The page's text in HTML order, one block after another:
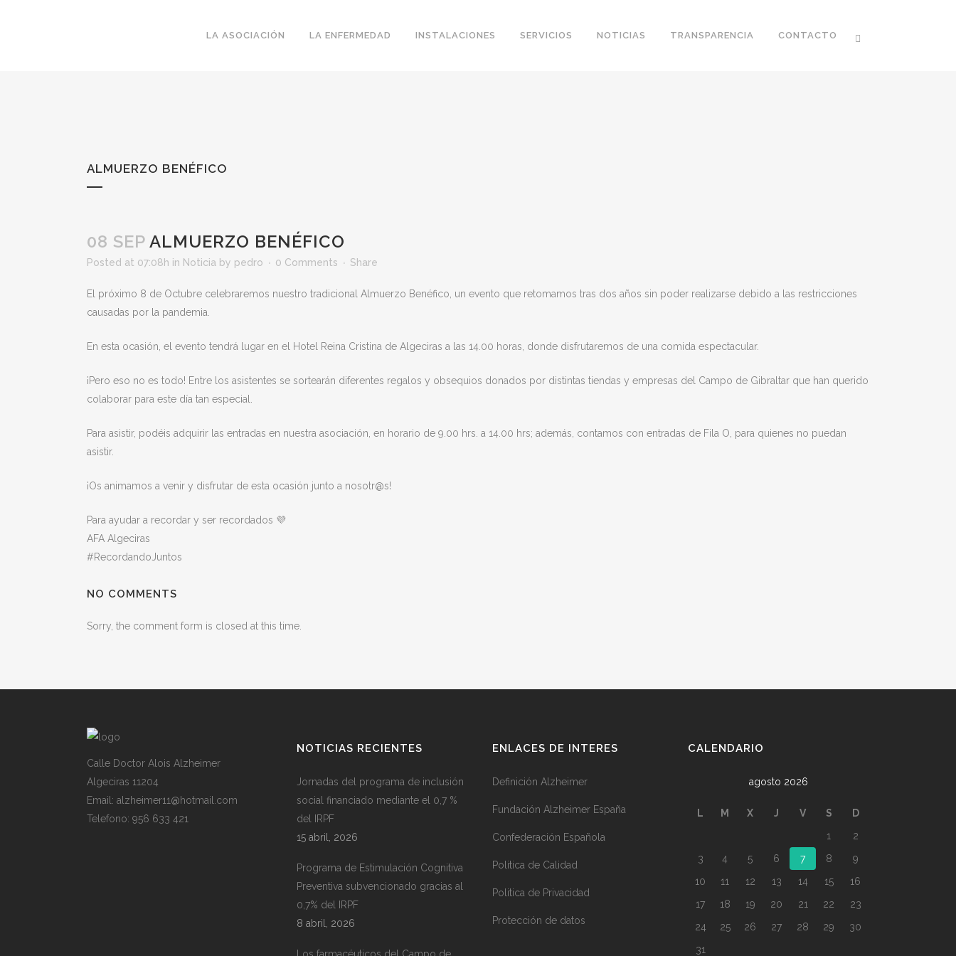
LA ASOCIACIÓN LA ENFERMEDAD INSTALACIONES SERVICIOS NOTICIAS TRANSPARENCIA CONTACTO
ALMUERZO BENÉFICO
08 SEP ALMUERZO BENÉFICO
Posted at 07:08h in Noticia by pedro 0 Comments Share
El próximo 8 de Octubre celebraremos nuestro tradicional Almuerzo Benéfico, un evento que retomamos tras dos años sin poder realizarse debido a las restricciones
causadas por la pandemia.
En esta ocasión, el evento tendrá lugar en el Hotel Reina Cristina de Algeciras a las 14.00 horas, donde disfrutaremos de una comida espectacular.
¡Pero eso no es todo! Entre los asistentes se sortearán diferentes regalos y obsequios donados por distintas tiendas y empresas del Campo de Gibraltar que han querido
colaborar para este día tan especial.
Para asistir, podéis adquirir las entradas en nuestra asociación, en horario de 9.00 hrs. a 14.00 hrs; además, contamos con entradas de Fila O, para quienes no puedan
asistir.
¡Os animamos a venir y disfrutar de esta ocasión junto a nosotr@s!
Para ayudar a recordar y ser recordados 💜
AFA Algeciras
#RecordandoJuntos
NO COMMENTS
Sorry, the comment form is closed at this time.
Calle Doctor Alois Alzheimer
Algeciras 11204
Email: alzheimer11@hotmail.com
Telefono: 956 633 421
NOTICIAS RECIENTES
Jornadas del programa de inclusión
social financiado mediante el 0,7 %
del IRPF
15 abril, 2026
Programa de Estimulación Cognitiva
Preventiva subvencionado gracias al
0,7% del IRPF
8 abril, 2026
ENLACES DE INTERES
Definición Alzheimer
Fundación Alzheimer España
Confederación Española
Politica de Calidad
Politica de Privacidad
Protección de datos
CALENDARIO
agosto 2026
L M X J V S
D
1
2
3
4 5 6 7 8
9
10
11 12 13 14 15
16
17
18 19 20 21 22
23
24
25 26 27 28 29
30
31